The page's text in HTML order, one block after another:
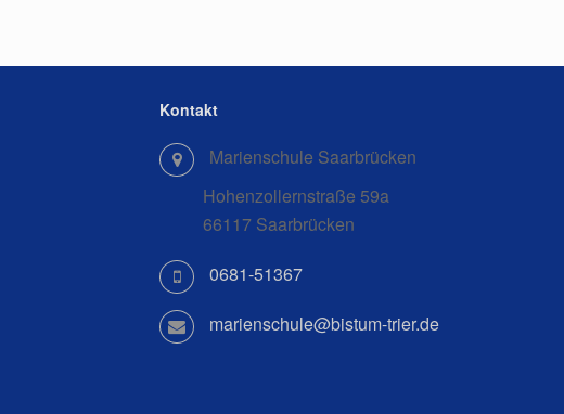
Kontakt
Marienschule Saarbrücken
Hohenzollernstraße 59a
66117 Saarbrücken
0681-51367
marienschule@bistum-trier.de